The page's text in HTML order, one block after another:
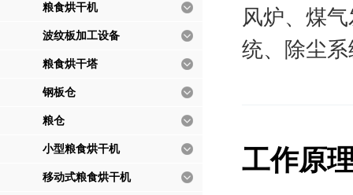
粮食烘干机
波纹板加工设备
粮食烘干塔
钢板仓
粮仓
小型粮食烘干机
移动式粮食烘干机
风炉、煤
统、除尘
工作原